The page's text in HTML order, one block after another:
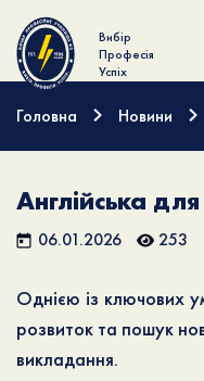
Вибір
Професія
Успіх
Головна Новини
Англійська
06.01.2026 253
Однією із ключових
розвиток та пошук
викладання.